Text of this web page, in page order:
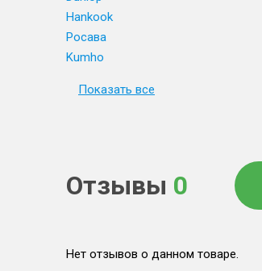
Hankook
Росава
Kumho
Показать все
Отзывы 0
Нет отзывов о данном товаре.